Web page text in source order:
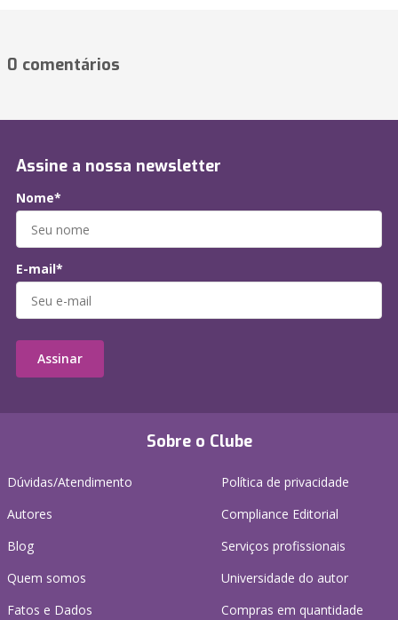
0 comentários
Sobre o Clube
Dúvidas/Atendimento
Autores
Blog
Quem somos
Fatos e Dados
Política de privacidade
Compliance Editorial
Serviços profissionais
Universidade do autor
Compras em quantidade
Assine a nossa newsletter
Nome*
E-mail*
Assinar